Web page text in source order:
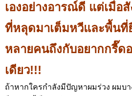
เองอย่างอารณ์ดี แต่เมื่อ
ที่หลุดมาเต็มหวีและพื้นที่
หลายคนถึงกับอยากกรี๊ด
เดียว!!!
ถ้าหากใครกำลังมีปัญหาผมร่วง ผมบ